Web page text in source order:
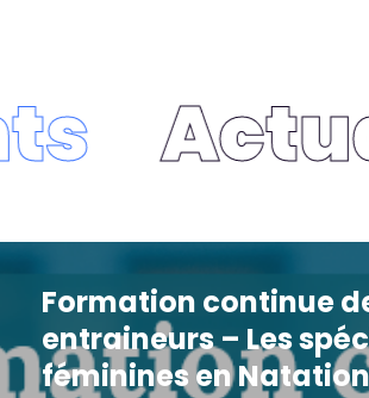
Formation continue
entraineurs – Les
féminines en Natation
Formation continue
entraineurs – Les
féminines en Natation